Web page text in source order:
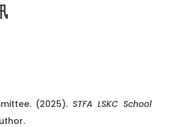
(2025).STFA LSKC School